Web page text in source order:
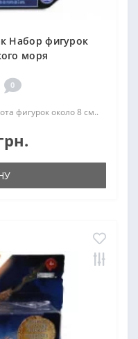
Набор фигурок
моря
0
фигурок около 8 см..